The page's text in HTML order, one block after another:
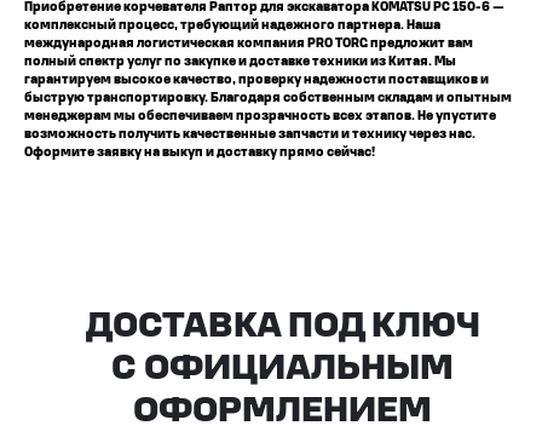
Приобретение корчевателя Раптор для экскаватора KOMATSU PC 150-6 —
комплексный процесс, требующий надежного партнера. Наша
международная логистическая компания PRO TORG предложит вам
полный спектр услуг по закупке и доставке техники из Китая. Мы
гарантируем высокое качество, проверку надежности поставщиков и
быструю транспортировку. Благодаря собственным складам и опытным
менеджерам мы обеспечиваем прозрачность всех этапов. Не упустите
возможность получить качественные запчасти и технику через нас.
Оформите заявку на выкуп и доставку прямо сейчас!
Все агрегаты проходят
промышленную дефектовку, замену
(изношенных узлов), сборку
и испытания на стенде